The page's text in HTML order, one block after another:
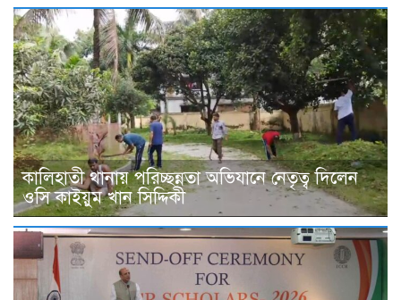
কালিহাতী থানায় পরিচ্ছন্নতা অভিযানে নেতৃত্ব দিলেন
ওসি কাইয়ুম খান সিদ্দিকী